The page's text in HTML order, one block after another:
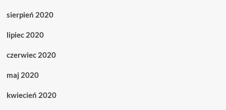
sierpień 2020
lipiec 2020
czerwiec 2020
maj 2020
kwiecień 2020